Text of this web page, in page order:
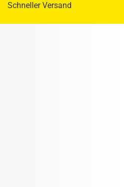
Schneller Versand